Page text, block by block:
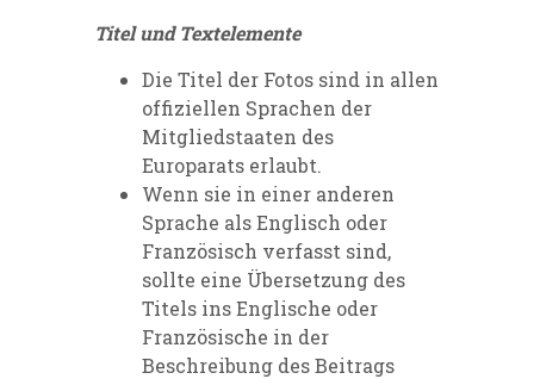
Titel und Textelemente
Die Titel der Fotos sind in allen
offiziellen Sprachen der
Mitgliedstaaten des
Europarats erlaubt.
Wenn sie in einer anderen
Sprache als Englisch oder
Französisch verfasst sind,
sollte eine Übersetzung des
Titels ins Englische oder
Französische in der
Beschreibung des Beitrags